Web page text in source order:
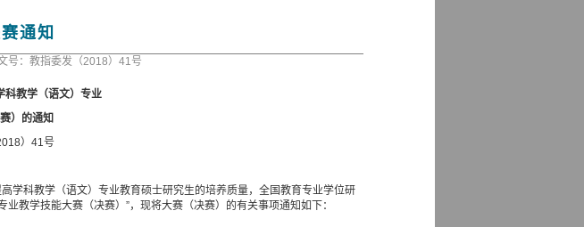
通知
号：教指委发（2018）41号
科教学（语文）专业
）的通知
）41号
学科教学（语文）专业教育硕士研究生的培养质量，全国教育专业学位研
教学技能大赛（决赛）”，现将大赛（决赛）的有关事项通知如下：